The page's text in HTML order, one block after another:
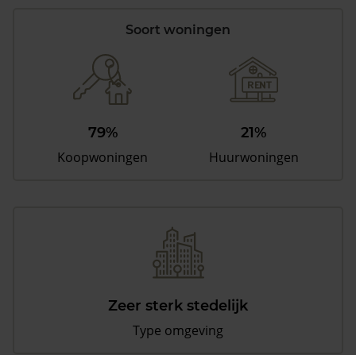
Soort woningen
79%
Koopwoningen
21%
Huurwoningen
Zeer sterk stedelijk
Type omgeving